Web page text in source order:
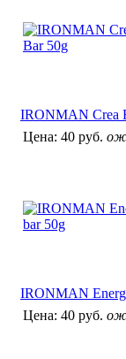
IRONMAN Crea
Цена: 40 руб.
IRONMAN
Цена: 40 руб.